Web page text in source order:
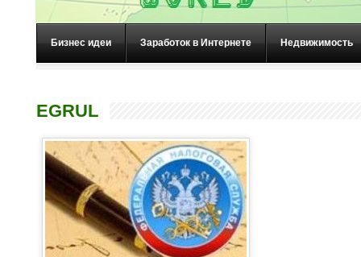
Бизнес идеи Заработок в Интернете Недвижимость
EGRUL